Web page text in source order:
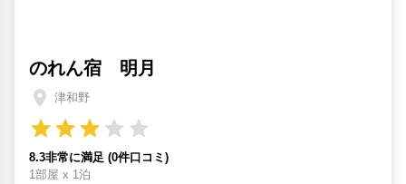
のれん宿 明月
津和野
8.3非常に満足 (0件口コミ)
1部屋 x 1泊